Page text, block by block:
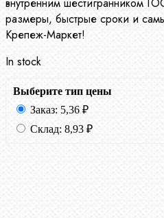
внутренним шестигранником
размеры, быстрые сроки и
Крепеж-Маркет!
In stock
Выберите тип цены
Заказ: 5,36 ₽
Склад: 8,93 ₽